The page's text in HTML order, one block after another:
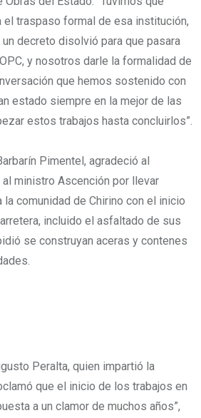
el traspaso formal de esa institución,
decreto disolvió para que pasara
y nosotros darle la formalidad de
que hemos sostenido con
estado siempre en la mejor de las
estos trabajos hasta concluirlos”.
Pimentel, agradeció al
ministro Ascención por llevar
comunidad de Chirino con el inicio
incluido el asfaltado de sus
se construyan aceras y contenes
Peralta, quien impartió la
que el inicio de los trabajos en
a un clamor de muchos años”,